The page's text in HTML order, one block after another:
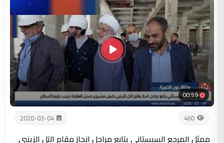
00:59
460
2020-03-04
ممثل المرجع السيستاني يتابع مراحل انجاز مقام التل الزينبي